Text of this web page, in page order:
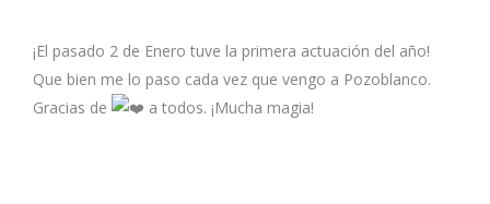
¡El pasado 2 de Enero tuve la primera actuación del año!
Que bien me lo paso cada vez que vengo a Pozoblanco.
Gracias de
a todos. ¡Mucha magia!